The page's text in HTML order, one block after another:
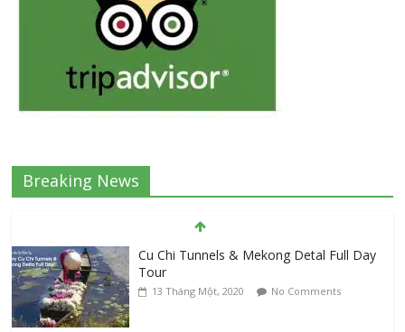
Breaking News
Cu Chi Tunnels & Mekong Detal Full Day
Tour
13 Tháng Một, 2020 No Comments